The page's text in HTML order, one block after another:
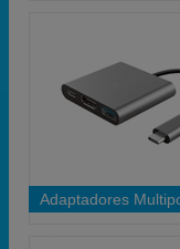
Adaptadores